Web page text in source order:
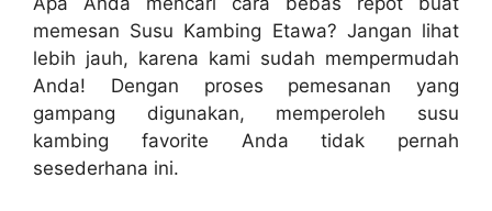
memesan Susu Kambing Etawa? Jangan lihat
lebih jauh, karena kami sudah mempermudah
Anda! Dengan proses pemesanan yang
gampang digunakan, memperoleh susu
kambing favorite Anda tidak pernah
sesederhana ini.